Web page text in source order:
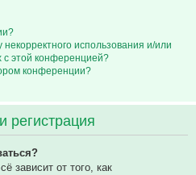
использования и/или
с этой конференцией?
конференции?
регистрация
зависит от того, как